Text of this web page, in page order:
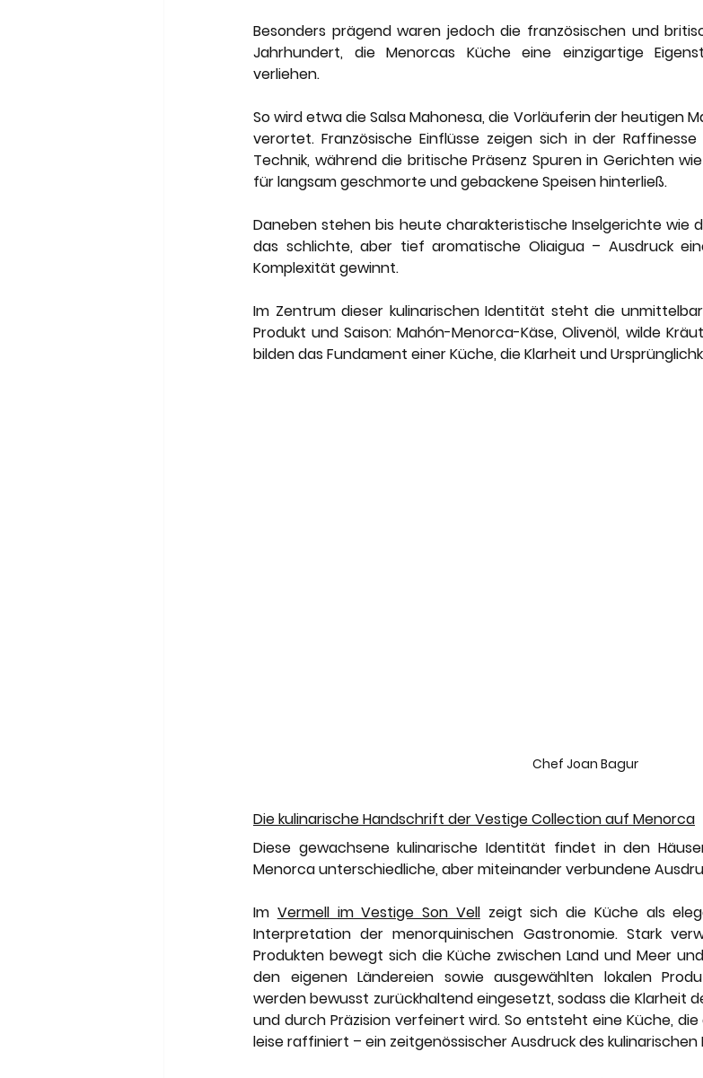
Besonders prägend waren jedoch die französischen und
Jahrhundert, die Menorcas Küche eine einzigartige
verliehen.
So wird etwa die Salsa Mahonesa, die Vorläuferin der heutigen
verortet. Französische Einflüsse zeigen sich in der
Technik, während die britische Präsenz Spuren in Gerichten
für langsam geschmorte und gebackene Speisen hinterließ.
Daneben stehen bis heute charakteristische Inselgerichte wie
das schlichte, aber tief aromatische Oliaigua – Ausdruck
Komplexität gewinnt.
Im Zentrum dieser kulinarischen Identität steht die
Produkt und Saison: Mahón-Menorca-Käse, Olivenöl, wilde
bilden das Fundament einer Küche, die Klarheit und
Chef Joan Bagur
Die kulinarische Handschrift der Vestige Collection auf Menorca
Diese gewachsene kulinarische Identität findet in den
Menorca unterschiedliche, aber miteinander verbundene
Im Vermell im Vestige Son Vell zeigt sich die Küche als
Interpretation der menorquinischen Gastronomie. Stark
Produkten bewegt sich die Küche zwischen Land und Meer
den eigenen Ländereien sowie ausgewählten lokalen
werden bewusst zurückhaltend eingesetzt, sodass die Klarheit
und durch Präzision verfeinert wird. So entsteht eine Küche,
leise raffiniert – ein zeitgenössischer Ausdruck des kulinarischen